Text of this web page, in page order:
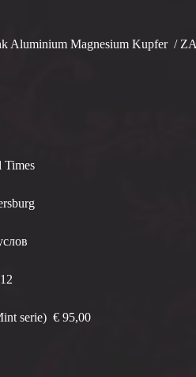
Magnesium Kupfer /
Times
serie) € 95,00